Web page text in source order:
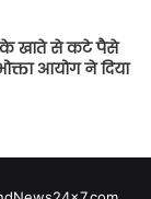
के खाते से कटे पैसे
आयोग ने दिया